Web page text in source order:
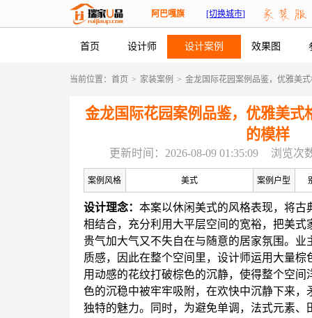
阿巴嘎旗 [切换城市]
首页 设计师 设计案例 效果图
当前位置： 首页 > 家装案例 > 金龙国际花园案例品鉴，优雅美
金龙国际花园案例品鉴，优雅美式
的模样
更新时间：2026-08-09 01:35:09 浏览次
案例风格 美式 案例户型
设计理念： 本案以休闲美式的风格表现，将古
相结合，充分利用大平层空间的宽裕，把美式
贵气加大气又不失自在与随意的居家氛围。业
质感，因此在整个空间里，设计师运用大量棕
用动感的花纹打破棕色的沉静，使得整个空间
色的沉稳中被牢牢吸附，在欢快中沉静下来，
独特的魅力。同时，为避免单调，法式元素、